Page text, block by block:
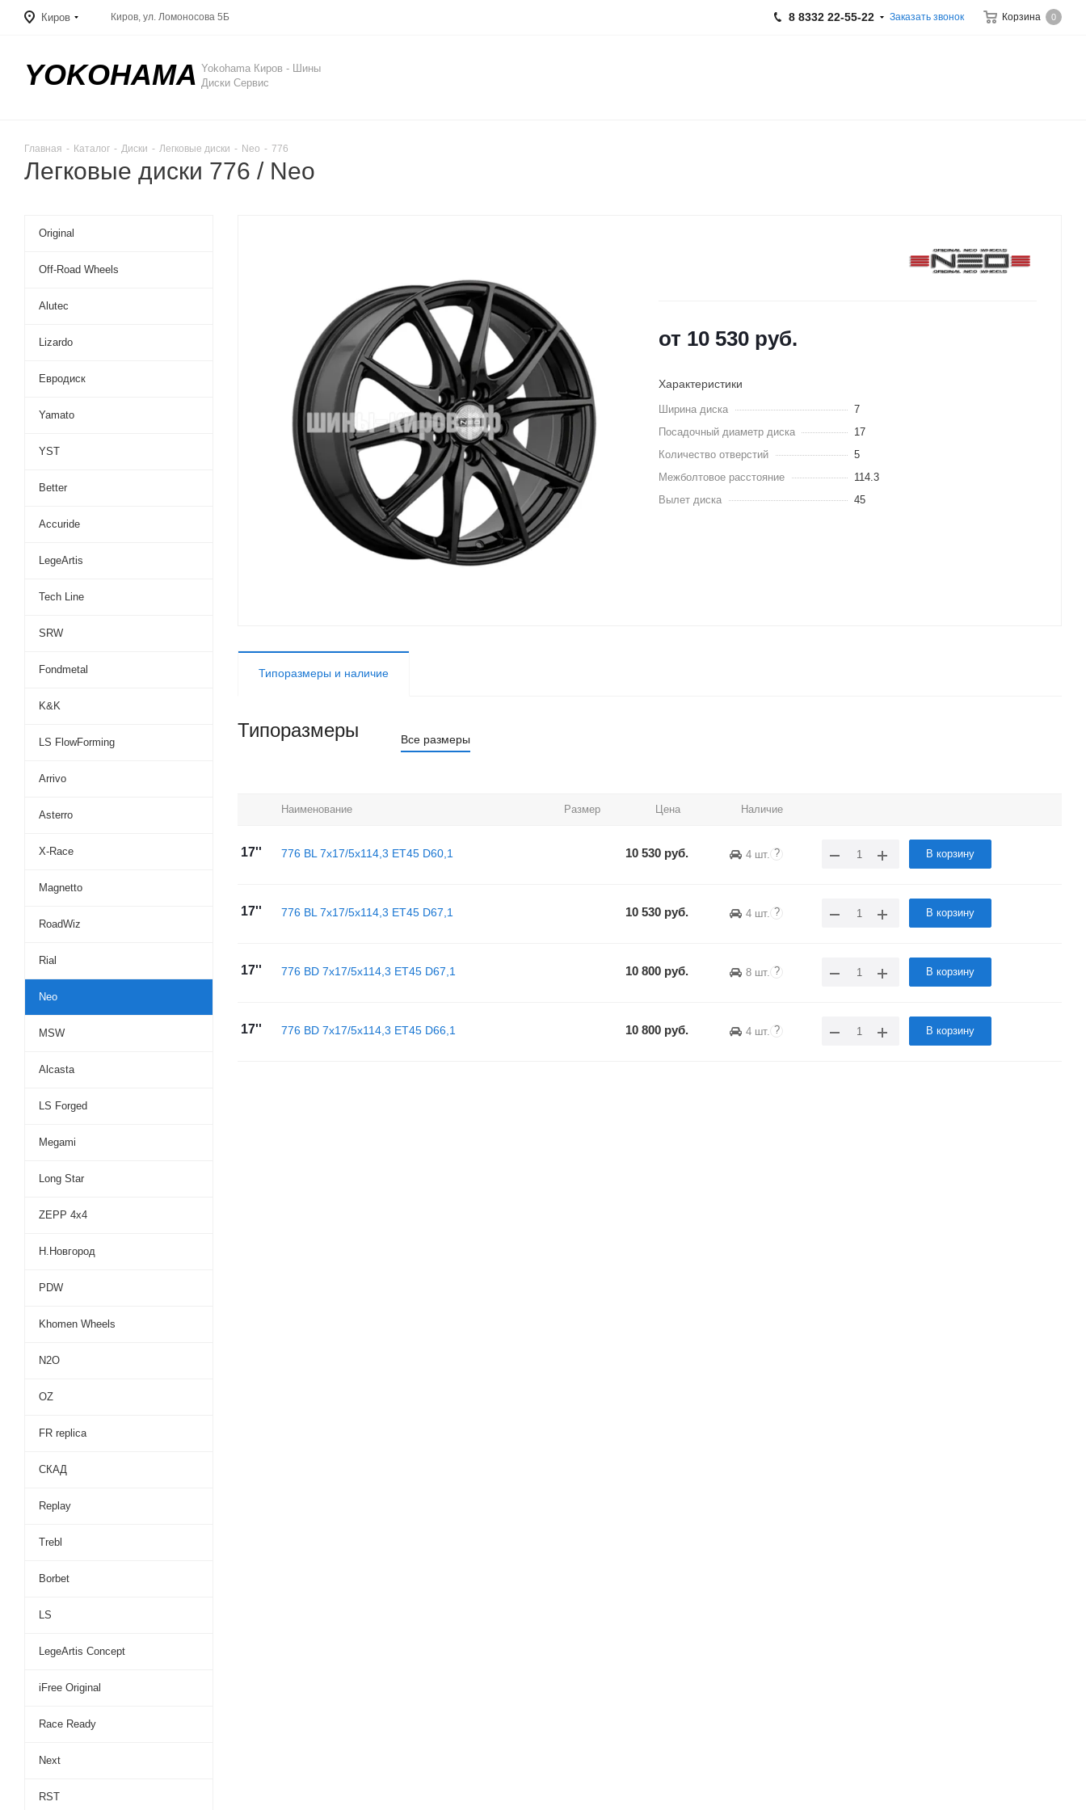
Киров Корзина 0
Киров, ул. Ломоносова 5Б 8 8332 22-55-22 Заказать звонок
YOKOHAMA Yokohama Киров - Шины
Диски Сервис
Главная - Каталог - Диски - Легковые диски - Neo - 776
Легковые диски 776 / Neo
от 10 530 руб.
Характеристики
Ширина диска
7
Посадочный диаметр диска
17
Количество отверстий
5
Межболтовое расстояние
114.3
Вылет диска
45
Типоразмеры и наличие
Типоразмеры Все размеры
Наименование Размер Цена Наличие
17'' 776 BL 7x17/5x114,3 ET45 D60,1 10 530 руб. 4 шт. ? В корзину
17'' 776 BL 7x17/5x114,3 ET45 D67,1 10 530 руб. 4 шт. ? В корзину
17'' 776 BD 7x17/5x114,3 ET45 D67,1 10 800 руб. 8 шт. ? В корзину
17'' 776 BD 7x17/5x114,3 ET45 D66,1 10 800 руб. 4 шт. ? В корзину
Original
Off-Road Wheels
Alutec
Lizardo
Евродиск
Yamato
YST
Better
Accuride
LegeArtis
Tech Line
SRW
Fondmetal
K&K
LS FlowForming
Arrivo
Asterro
X-Race
Magnetto
RoadWiz
Rial
Neo
MSW
Alcasta
LS Forged
Megami
Long Star
ZEPP 4х4
Н.Новгород
PDW
Khomen Wheels
N2O
OZ
FR replica
СКАД
Replay
Trebl
Borbet
LS
LegeArtis Concept
iFree Original
Race Ready
Next
RST